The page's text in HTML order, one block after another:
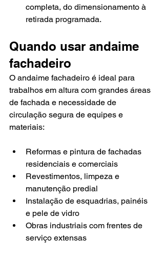
completa, do dimensionamento à
retirada programada.
Quando usar andaime
fachadeiro
O andaime fachadeiro é ideal para
trabalhos em altura com grandes áreas
de fachada e necessidade de
circulação segura de equipes e
materiais:
Reformas e pintura de fachadas
residenciais e comerciais
Revestimentos, limpeza e
manutenção predial
Instalação de esquadrias, painéis
e pele de vidro
Obras industriais com frentes de
serviço extensas